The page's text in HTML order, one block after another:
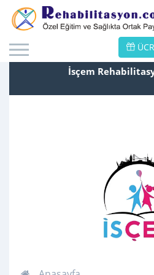
İsçem